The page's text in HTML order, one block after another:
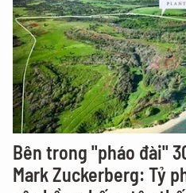
Bên trong "pháo đài"
Mark Zuckerberg: Tỷ